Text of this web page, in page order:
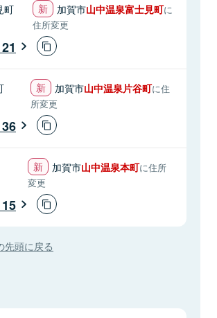
町 加賀市山中温泉富士見町に
住所変更
加賀市山中温泉片谷町に住
所変更
加賀市山中温泉本町に住所
変更
先頭に戻る